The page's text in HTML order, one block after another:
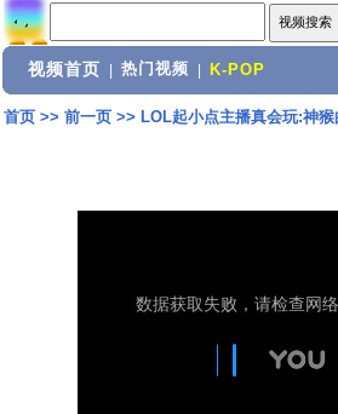
视频首页 热门视频 K-POP
首页>> 前一页>> LOL起小点主播真会玩:神